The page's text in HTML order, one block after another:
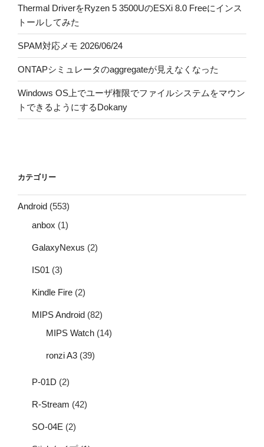
Thermal DriverをRyzen 5 3500UのESXi 8.0 Freeにインス
トールしてみた
SPAM対応メモ 2026/06/24
ONTAPシミュレータのaggregateが見えなくなった
Windows OS上でユーザ権限でファイルシステムをマウン
トできるようにするDokany
カテゴリー
Android (553)
anbox (1)
GalaxyNexus (2)
IS01 (3)
Kindle Fire (2)
MIPS Android (82)
MIPS Watch (14)
ronzi A3 (39)
P-01D (2)
R-Stream (42)
SO-04E (2)